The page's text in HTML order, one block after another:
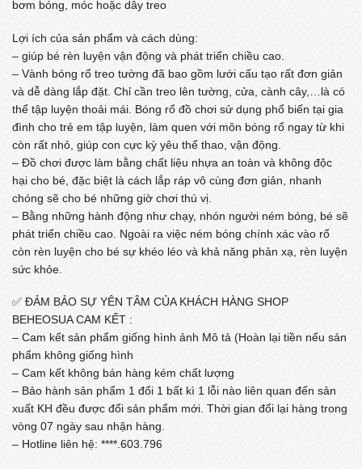
bơm bóng, móc hoặc dây treo
Lợi ích của sản phẩm và cách dùng:
– giúp bé rèn luyện vận động và phát triển chiều cao.
– Vành bóng rổ treo tường đã bao gồm lưới cấu tạo rất đơn giản
và dễ dàng lắp đặt. Chỉ cần treo lên tường, cửa, cành cây,…là có
thể tập luyện thoải mái. Bóng rổ đồ chơi sử dụng phổ biến tại gia
đình cho trẻ em tập luyện, làm quen với môn bóng rổ ngay từ khi
còn rất nhỏ, giúp con cực kỳ yêu thể thao, vận động.
– Đồ chơi được làm bằng chất liệu nhựa an toàn và không độc
hại cho bé, đặc biệt là cách lắp ráp vô cùng đơn giản, nhanh
chóng sẽ cho bé những giờ chơi thú vị.
– Bằng những hành động như chạy, nhón người ném bóng, bé sẽ
phát triển chiều cao. Ngoài ra việc ném bóng chính xác vào rổ
còn rèn luyện cho bé sự khéo léo và khả năng phản xạ, rèn luyện
sức khỏe.
✅ ĐẢM BẢO SỰ YÊN TÂM CỦA KHÁCH HÀNG SHOP
BEHEOSUA CAM KẾT :
– Cam kết sản phẩm giống hình ảnh Mô tả (Hoàn lại tiền nếu sản
phẩm không giống hình
– Cam kết không bán hàng kém chất lượng
– Bảo hành sản phẩm 1 đổi 1 bất kì 1 lỗi nào liên quan đến sản
xuất KH đều được đổi sản phẩm mới. Thời gian đổi lại hàng trong
vòng 07 ngày sau nhận hàng.
– Hotline liên hệ: ****.603.796